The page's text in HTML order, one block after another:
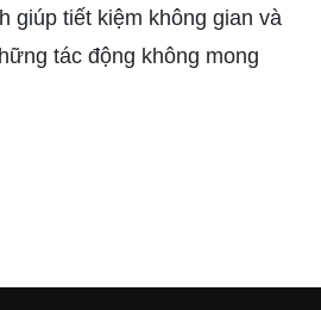
giúp tiết kiệm không gian và
tác động không mong